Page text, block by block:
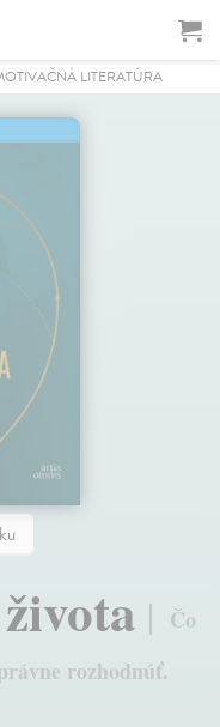
LITERATÚRA
Čo
rozhodnúť.